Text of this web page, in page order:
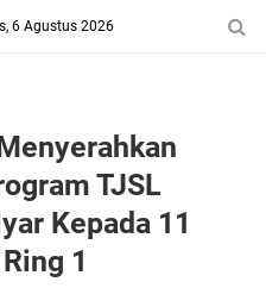
6 Agustus 2026
TJSL
Kepada 11
1